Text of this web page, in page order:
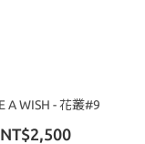
MAKE A WISH - 花叢#9
NT$2,500